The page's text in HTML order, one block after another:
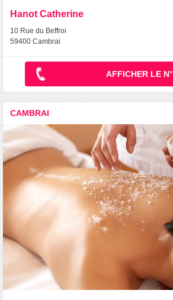
Hanot Catherine
10 Rue du Beffroi
59400 Cambrai
AFFICHER LE N°
CAMBRAI